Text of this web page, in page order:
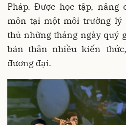
Pháp. Được học tập, nâng
môn tại một môi trường lý
thủ những tháng ngày quý
bản thân nhiều kiến
đương đại.